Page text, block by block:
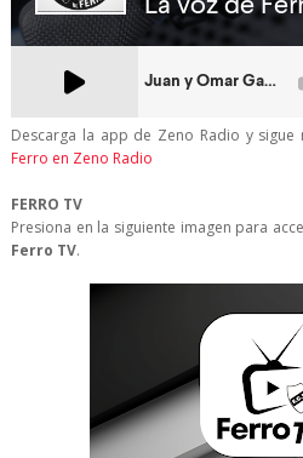
Descarga la app de Zeno Radio y sigue
Ferro en Zeno Radio
FERRO TV
Presiona en la siguiente imagen para
Ferro TV.